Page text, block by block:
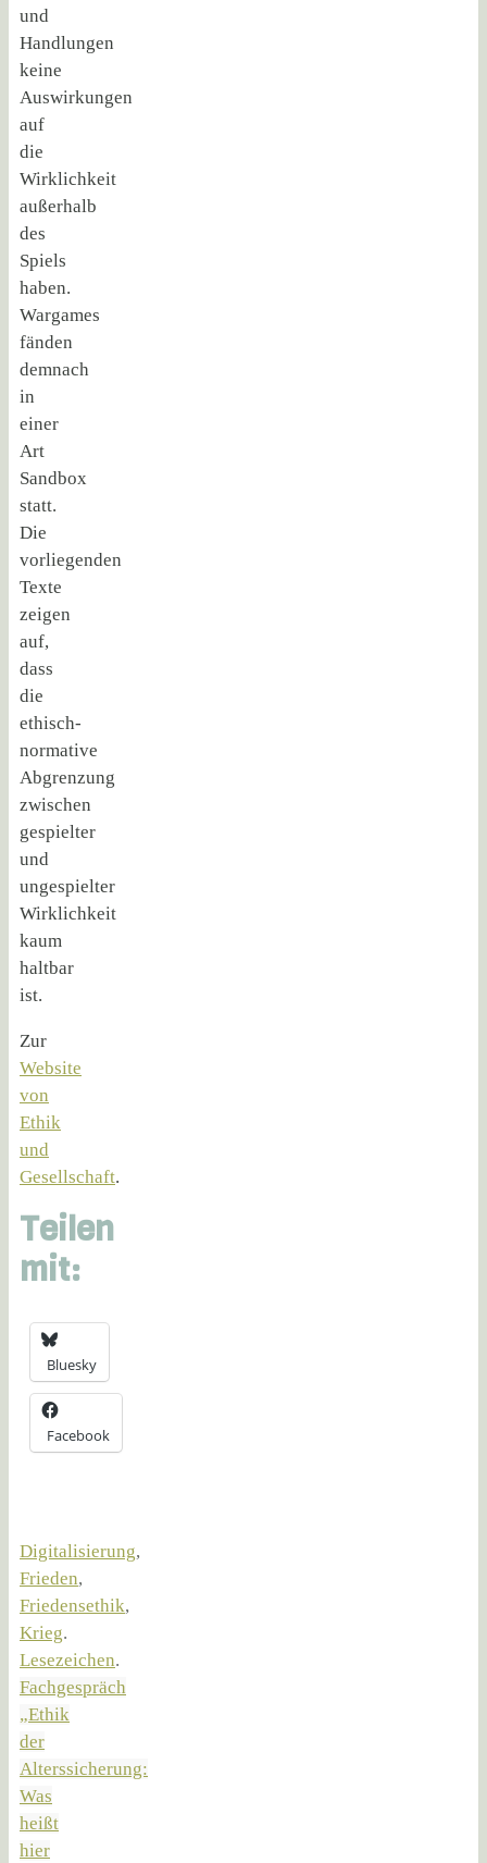
und
Handlungen
keine
Auswirkungen
auf
die
Wirklichkeit
außerhalb
des
Spiels
haben.
Wargames
fänden
demnach
in
einer
Art
Sandbox
statt.
Die
vorliegenden
Texte
zeigen
auf,
dass
die
ethisch-
normative
Abgrenzung
zwischen
gespielter
und
ungespielter
Wirklichkeit
kaum
haltbar
ist.
Zur
Website
von
Ethik
und
Gesellschaft.
Teilen
mit:
Bluesky
Facebook
Digitalisierung,
Frieden,
Friedensethik,
Krieg.
Lesezeichen.
Fachgespräch
„Ethik
der
Alterssicherung:
Was
heißt
hier